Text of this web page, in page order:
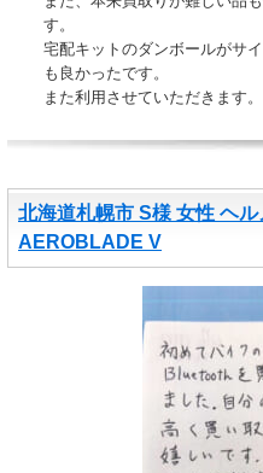
す。
宅配キットのダンボールがサ
も良かったです。
また利用させていただきます。
北海道札幌市 S様 女性 ヘ
AEROBLADE V